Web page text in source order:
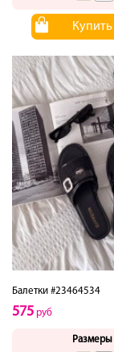
Купить
Балетки #23464534
575 руб
Размеры